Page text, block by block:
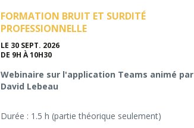
FORMATION BRUIT ET SURDITÉ
PROFESSIONNELLE
LE 30 SEPT. 2026
DE 9H À 10H30
Webinaire sur l'application Teams animé par
David Lebeau
Durée : 1.5 h (partie théorique seulement)